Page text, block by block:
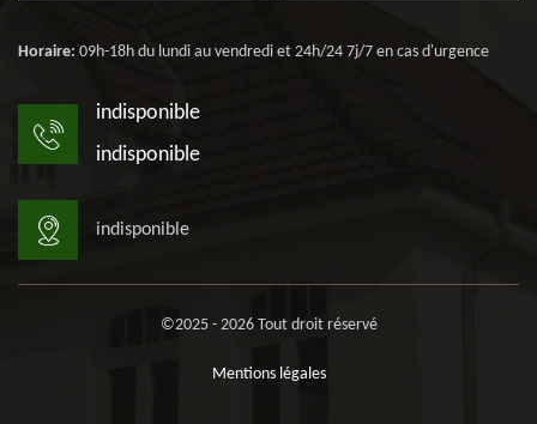
Horaire: 09h-18h du lundi au vendredi et 24h/24 7j/7 en cas d'urgence
indisponible
indisponible
indisponible
©2025 - 2026 Tout droit réservé
Mentions légales